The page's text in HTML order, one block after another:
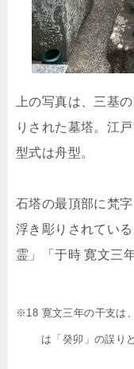
上の写真は、三基
りされた墓塔。江
型式は舟型。
石塔の最頂部に梵
浮き彫りされてい
霊」「于時 寛文三
※18 寛文三年の干支は
は「癸卯」の誤り